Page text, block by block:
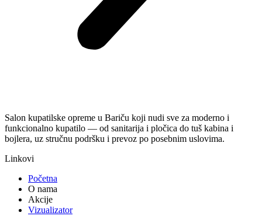
Salon kupatilske opreme u Bariču koji nudi sve za moderno i
funkcionalno kupatilo — od sanitarija i pločica do tuš kabina i
bojlera, uz stručnu podršku i prevoz po posebnim uslovima.
Linkovi
Početna
O nama
Akcije
Vizualizator